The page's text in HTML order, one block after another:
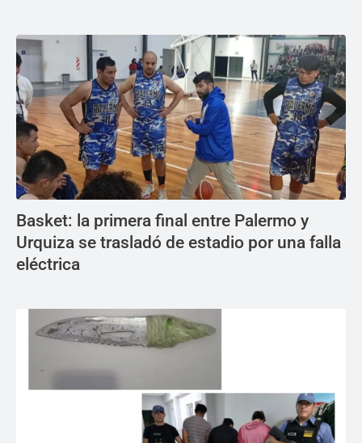
Basket: la primera final entre Palermo y
Urquiza se trasladó de estadio por una falla
eléctrica